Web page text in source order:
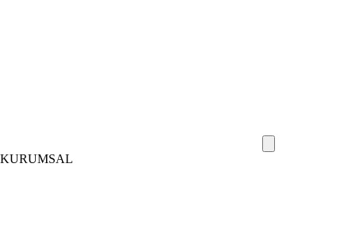
KURUMSAL